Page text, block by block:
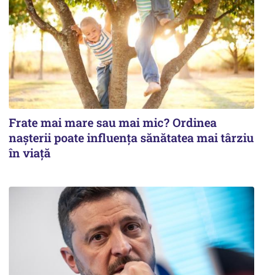
Frate mai mare sau mai mic? Ordinea
nașterii poate influența sănătatea mai târziu
în viață